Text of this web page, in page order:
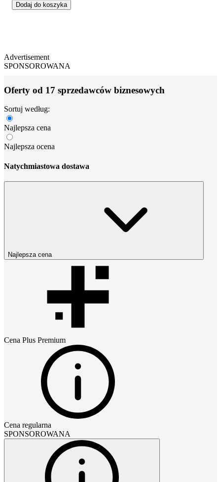
Dodaj do koszyka
Advertisement
SPONSOROWANA
Oferty od 17 sprzedawców biznesowych
Sortuj według:
Najlepsza cena
Najlepsza ocena
Natychmiastowa dostawa
Najlepsza cena
Cena Plus Premium
Cena regularna
SPONSOROWANA